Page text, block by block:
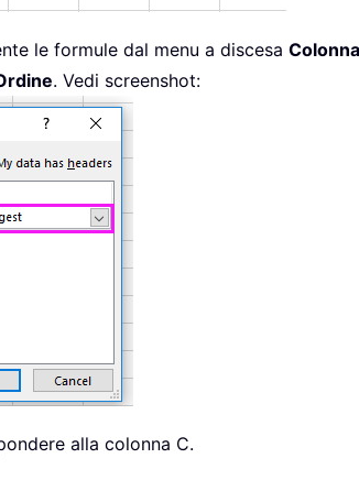
le formule dal menu a discesa Colonna
. Vedi screenshot:
alla colonna C.